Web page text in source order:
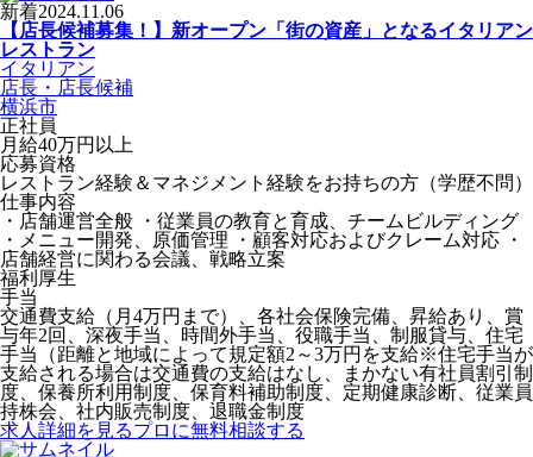
新着2024.11.06
【店長候補募集！】新オープン「街の資産」となるイタリアン
レストラン
イタリアン
店長・店長候補
横浜市
正社員
月給40万円以上
応募資格
レストラン経験＆マネジメント経験をお持ちの方（学歴不問）
仕事内容
・店舗運営全般 ・従業員の教育と育成、チームビルディング
・メニュー開発、原価管理 ・顧客対応およびクレーム対応 ・
店舗経営に関わる会議、戦略立案
福利厚生
手当
交通費支給（月4万円まで）、各社会保険完備、昇給あり、賞
与年2回、深夜手当、時間外手当、役職手当、制服貸与、住宅
手当（距離と地域によって規定額2～3万円を支給※住宅手当が
支給される場合は交通費の支給はなし、まかない有社員割引制
度、保養所利用制度、保育料補助制度、定期健康診断、従業員
持株会、社内販売制度、退職金制度
求人詳細を見るプロに無料相談する